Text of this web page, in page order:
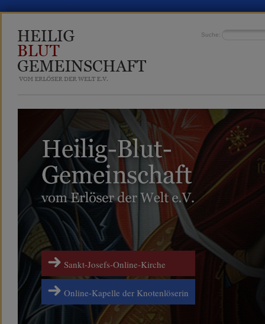
Suche:
Sankt-Josefs-Online-Kirche
Online-Kapelle der Knotenlöserin